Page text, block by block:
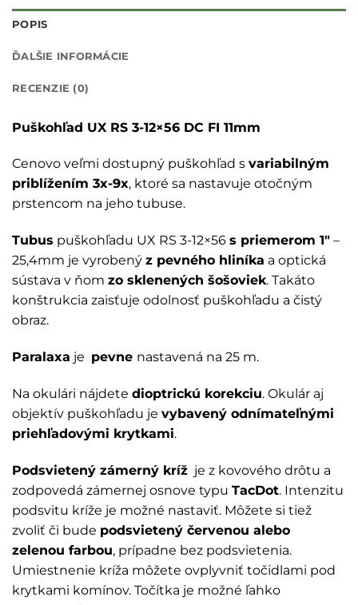
POPIS
ĎALŠIE INFORMÁCIE
RECENZIE (0)
Puškohľad UX RS 3-12×56 DC FI 11mm
Cenovo veľmi dostupný puškohľad s variabilným
priblížením 3x-9x, ktoré sa nastavuje otočným
prstencom na jeho tubuse.
Tubus puškohľadu UX RS 3-12×56 s priemerom 1″ –
25,4mm je vyrobený z pevného hliníka a optická
sústava v ňom zo sklenených šošoviek. Takáto
konštrukcia zaisťuje odolnosť puškohľadu a čistý
obraz.
Paralaxa je pevne nastavená na 25 m.
Na okulári nájdete dioptrickú korekciu. Okulár aj
objektív puškohľadu je vybavený odnímateľnými
priehľadovými krytkami.
Podsvietený zámerný kríž je z kovového drôtu a
zodpovedá zámernej osnove typu TacDot. Intenzitu
podsvitu kríže je možné nastaviť. Môžete si tiež
zvoliť či bude podsvietený červenou alebo
zelenou farbou, prípadne bez podsvietenia.
Umiestnenie kríža môžete ovplyvniť točidlami pod
krytkami komínov. Točítka je možné ľahko